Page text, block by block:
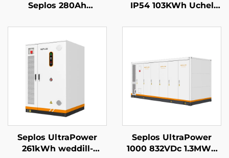
Seplos 280Ah
Cartref 51.2V 14kwh
Batri Lithiwm Lifepo4
IP54 103KWh Uchel
Gomercial System
Seplos UltraPower
261kWh weddill-
Seplos UltraPower
1000 832VDc 1.3MWh